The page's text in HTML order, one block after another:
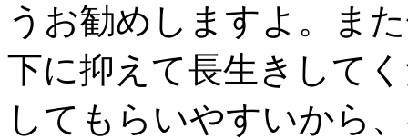
うお勧めしますよ。ま
下に抑えて長生きして
してもらいやすいから